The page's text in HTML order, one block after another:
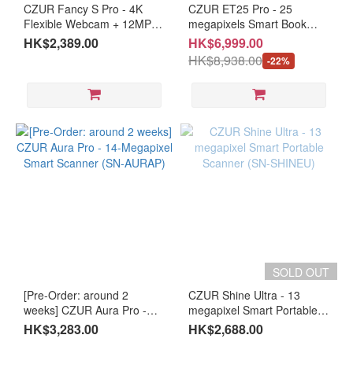
CZUR Fancy S Pro - 4K
Flexible Webcam + 12MP
Professional Document
Camera (SN-FANCYSP)
HK$2,389.00
CZUR ET25 Pro - 25
megapixels Smart Book
Scanner with HDMI Port
(SN-ET25P+AC-ACOVER +
AC-STDBOX)
HK$6,999.00
HK$8,938.00 -22%
[Pre-Order: around 2
weeks] CZUR Aura Pro -
14-Megapixel Smart
Scanner (SN-AURAP)
HK$3,283.00
SOLD OUT
CZUR Shine Ultra - 13
megapixel Smart Portable
Scanner (SN-SHINEU)
HK$2,688.00